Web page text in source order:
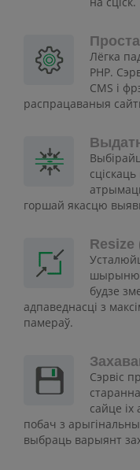
Лёгка
PHP.
CMS і
распрацаваныя
горшай якасцю
шырыню
будзе
адпаведнасці з
памераў.
Сэрвіс
сайце іх
побач з
выбраць варыянт